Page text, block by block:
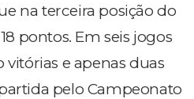
na terceira posição do
pontos. Em seis jogos
vitórias e apenas duas
pelo Campeonato